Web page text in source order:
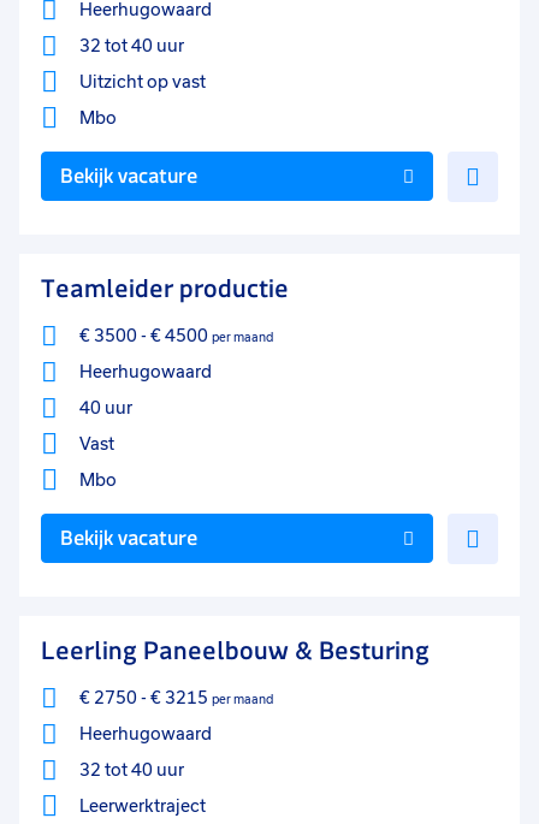
Heerhugowaard
32 tot 40 uur
Uitzicht op vast
Mbo
Bekijk vacature
Teamleider productie
€ 3500- € 4500 per maand
Heerhugowaard
40 uur
Vast
Mbo
Bekijk vacature
Leerling Paneelbouw & Besturing
€ 2750- € 3215 per maand
Heerhugowaard
32 tot 40 uur
Leerwerktraject